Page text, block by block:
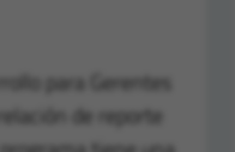
para Gerentes
de reporte